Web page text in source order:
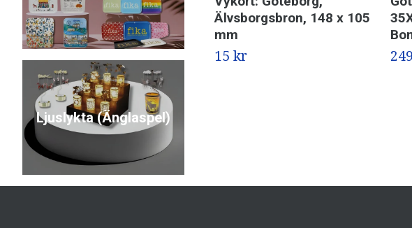
Ljuslykta (Änglaspel)
Älvsborgsbron, 148 x 105
mm
15 kr